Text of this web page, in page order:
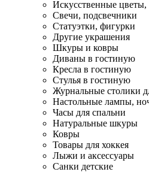
Искусственные
Свечи, подсвечники
Статуэтки, фигурки
Другие украшения
Шкуры и ковры
Диваны в гостиную
Кресла в гостиную
Стулья в гостиную
Журнальные столики
Настольные лампы,
Часы для спальни
Натуральные шкуры
Ковры
Товары для хоккея
Лыжи и аксессуары
Санки детские